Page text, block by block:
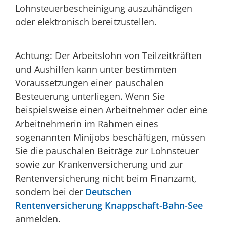
Lohnsteuerbescheinigung auszuhändigen
oder elektronisch bereitzustellen.
Achtung: Der Arbeitslohn von Teilzeitkräften
und Aushilfen kann unter bestimmten
Voraussetzungen einer pauschalen
Besteuerung unterliegen. Wenn Sie
beispielsweise einen Arbeitnehmer oder eine
Arbeitnehmerin im Rahmen eines
sogenannten Minijobs beschäftigen, müssen
Sie die pauschalen Beiträge zur Lohnsteuer
sowie zur Krankenversicherung und zur
Rentenversicherung nicht beim Finanzamt,
sondern bei der Deutschen
Rentenversicherung Knappschaft-Bahn-See
anmelden.